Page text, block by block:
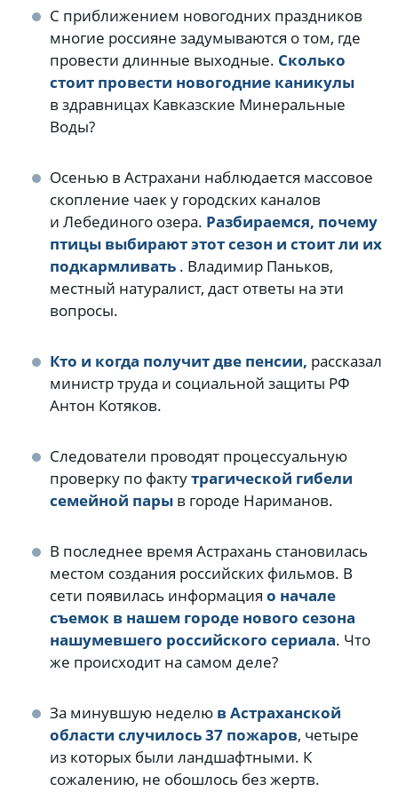
С приближением новогодних праздников
многие россияне задумываются о том, где
провести длинные выходные. Сколько
стоит провести новогодние каникулы
в здравницах Кавказские Минеральные
Воды?
Осенью в Астрахани наблюдается массовое
скопление чаек у городских каналов
и Лебединого озера. Разбираемся, почему
птицы выбирают этот сезон и стоит ли их
подкармливать. Владимир Паньков,
местный натуралист, даст ответы на эти
вопросы.
Кто и когда получит две пенсии, рассказал
министр труда и социальной защиты РФ
Антон Котяков.
Следователи проводят процессуальную
проверку по фактутрагической гибели
семейной парыв городе Нариманов.
В последнее время Астрахань становилась
местом создания российских фильмов. В
сети появилась информация о начале
съемок в нашем городе нового сезона
нашумевшего российского сериала. Что
же происходит на самом деле?
За минувшую неделю в Астраханской
области случилось 37 пожаров, четыре
из которых были ландшафтными. К
сожалению, не обошлось без жертв.